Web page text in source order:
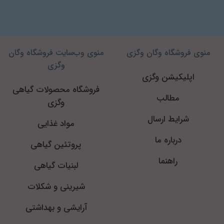
منوی فروشگاه وگان وگزی
اپلیکیشن وگزی
مطالب
شرایط ارسال
درباره ما
راهنما
منوی وب‌سایت فروشگاه وگان
وگزی
فروشگاه محصولات گیاهی
وگزی
مواد غذایی
پروتئین گیاهی
لبنیات گیاهی
شیرینی و شکلات
آرایشی و بهداشتی